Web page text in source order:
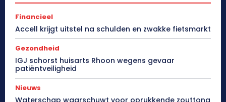
Financieel
Accell krijgt uitstel na schulden en zwakke fietsmarkt
Gezondheid
IGJ schorst huisarts Rhoon wegens gevaar
patiëntveiligheid
Nieuws